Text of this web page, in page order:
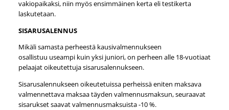
vakiopaikaksi, niin myös ensimmäinen kerta eli testikerta
laskutetaan.
SISARUSALENNUS
Mikäli samasta perheestä kausivalmennukseen
osallistuu useampi kuin yksi juniori, on perheen alle 18-vuotiaat
pelaajat oikeutettuja sisarusalennukseen.
Sisarusalennukseen oikeutetuissa perheissä eniten maksava
valmennettava maksaa täyden valmennusmaksun, seuraavat
sisarukset saavat valmennusmaksuista -10 %.